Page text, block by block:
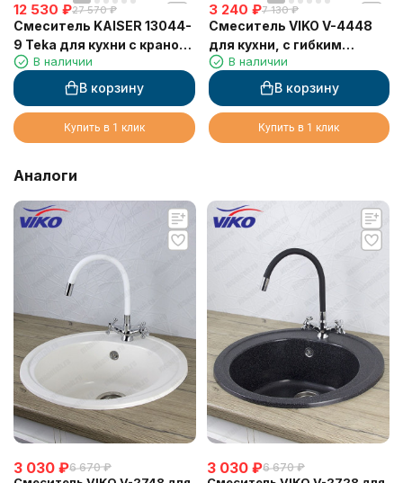
12 530 ₽27 570 ₽
Смеситель KAISER 13044-
9 Teka для кухни с краном
для питьевой воды,
черный матовый
В наличии
В корзину
Купить в 1 клик
3 240 ₽7 130 ₽
Смеситель VIKO V-4448
для кухни, с гибким
изливом
В наличии
В корзину
Купить в 1 клик
Аналоги
3 030 ₽6 670 ₽ 3 030 ₽6 670 ₽